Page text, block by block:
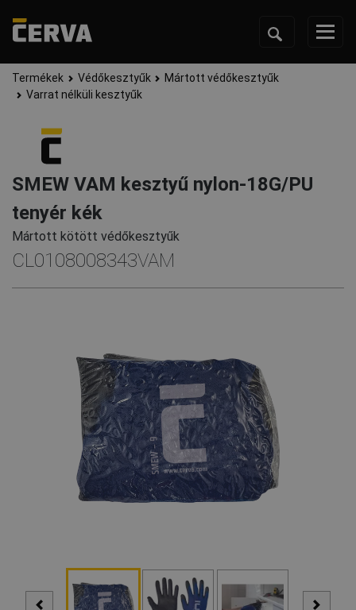
Termékek Védőkesztyűk
Mártott védőkesztyűk
Varrat nélküli kesztyűk
SMEW VAM kesztyű nylon-18G/PU
tenyér kék
Mártott kötött védőkesztyűk
CL0108008343VAM